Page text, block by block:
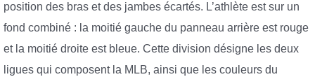
position des bras et des jambes écartés. L’athlète est sur un
fond combiné : la moitié gauche du panneau arrière est rouge
et la moitié droite est bleue. Cette division désigne les deux
ligues qui composent la MLB, ainsi que les couleurs du